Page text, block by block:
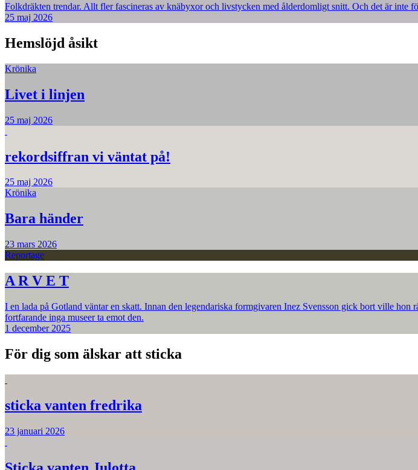
Folkdräkten trendar. Allt fler fascineras av knäbyxor och livstycken med ålderdomligt snitt. Och det är inte
25 maj 2026
Hemslöjd åsikt
Krönika
Livet i linjen
25 maj 2026
rekordsiffran vi väntat på!
25 maj 2026
Krönika
Bara händer
23 mars 2026
Reportage
A R V E T
I en lada på Gotland väntar en skatt. Innan den legendariska formgivaren Inez Svensson gick bort ville
fortfarande inga museer ta emot den.
1 december 2025
För dig som älskar att sticka
sticka vanten fredrika
23 januari 2026